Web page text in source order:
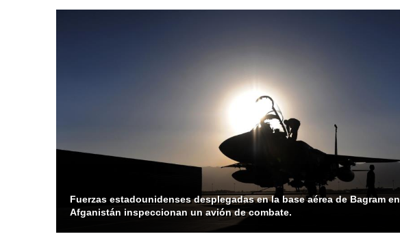
Instagram como: hispan_tv
Fuerzas estadounidenses desplegadas en la base aérea de Bagram en
Afganistán inspeccionan un avión de combate.